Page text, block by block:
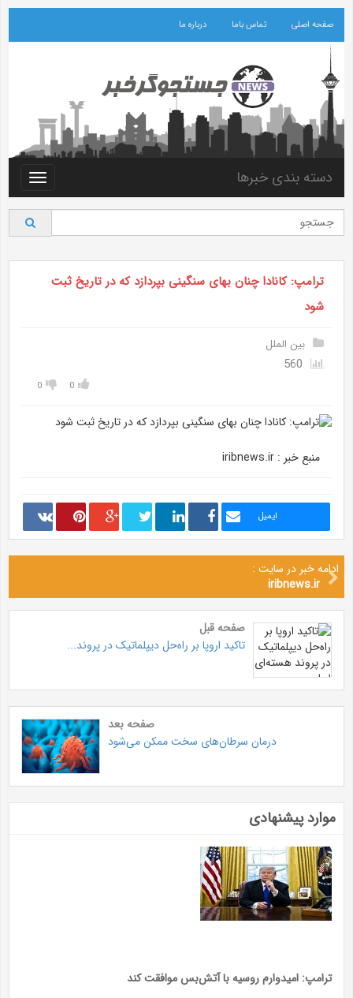
صفحه اصلی تماس باما درباره ما
Toggle
دسته بندی خبرها
ترامپ: کانادا چنان بهای سنگینی بپردازد که در تاریخ ثبت
شود
بین الملل
0
0
منبع خبر : iribnews.ir
ایمیل
ادامه خبر در سایت :
iribnews.ir
صفحه قبل
تاکید اروپا بر راه‌حل دیپلماتیک در پروند...
صفحه بعد
درمان سرطان‌های سخت ممکن می‌شود
موارد پیشنهادی
ترامپ: امیدوارم روسیه با آتش‌بس موافقت کند